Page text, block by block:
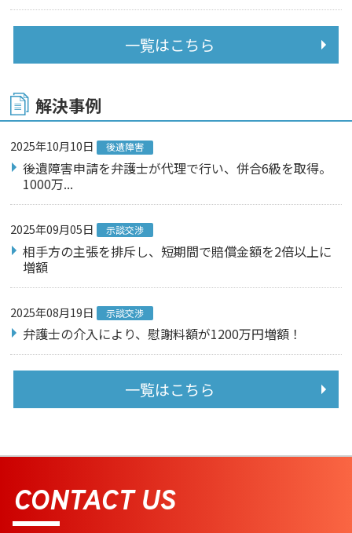
一覧はこちら
解決事例
2025年10月10日 後遺障害
後遺障害申請を弁護士が代理で行い、併合6級を取得。
1000万...
2025年09月05日 示談交渉
相手方の主張を排斥し、短期間で賠償金額を2倍以上に
増額
2025年08月19日 示談交渉
弁護士の介入により、慰謝料額が1200万円増額！
一覧はこちら
CONTACT US